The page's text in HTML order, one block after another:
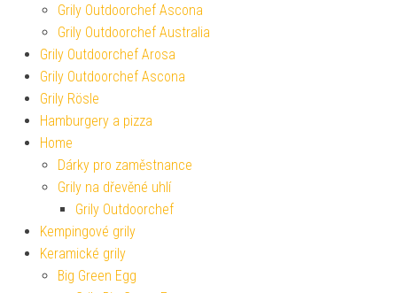
Grily Outdoorchef Ascona
Grily Outdoorchef Australia
Grily Outdoorchef Arosa
Grily Outdoorchef Ascona
Grily Rösle
Hamburgery a pizza
Home
Dárky pro zaměstnance
Grily na dřevěné uhlí
Grily Outdoorchef
Kempingové grily
Keramické grily
Big Green Egg